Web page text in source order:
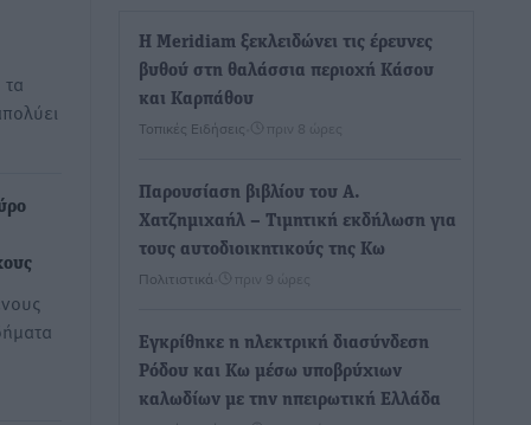
Η Meridiam ξεκλειδώνει τις έρευνες
βυθού στη θαλάσσια περιοχή Κάσου
και Καρπάθου
Τοπικές Ειδήσεις πριν 8 ώρες
Παρουσίαση βιβλίου του Α.
Χατζημιχαήλ – Τιμητική εκδήλωση για
τους αυτοδιοικητικούς της Κω
Πολιτιστικά πριν 9 ώρες
Εγκρίθηκε η ηλεκτρική διασύνδεση
Ρόδου και Κω μέσω υποβρύχιων
καλωδίων με την ηπειρωτική Ελλάδα